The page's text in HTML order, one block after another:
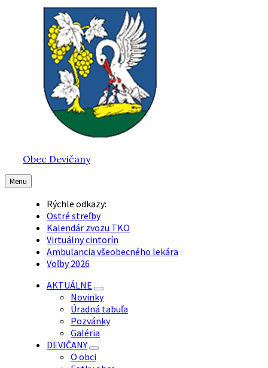
Obec Devičany
Menu
Rýchle odkazy:
Ostré streľby
Kalendár zvozu TKO
Virtuálny cintorín
Ambulancia všeobecného lekára
Voľby 2026
AKTUÁLNE
Novinky
Úradná tabuľa
Pozvánky
Galéria
DEVIČANY
O obci